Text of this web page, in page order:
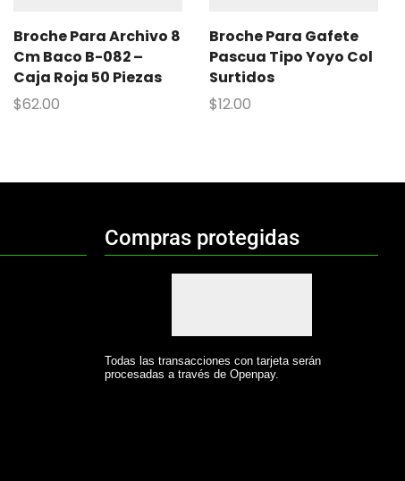
Broche Para Archivo 8
Cm Baco B-082 –
Caja Roja 50 Piezas
$62.00
Broche Para Gafete
Pascua Tipo Yoyo Col
Surtidos
$12.00
Compras protegidas
Todas las transacciones con tarjeta serán
procesadas a través de Openpay.